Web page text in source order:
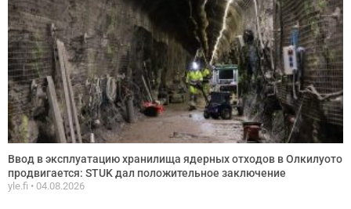
Ввод в эксплуатацию хранилища ядерных отходов в Олкилуото
продвигается: STUK дал положительное заключение
yle.fi 04.08.2026